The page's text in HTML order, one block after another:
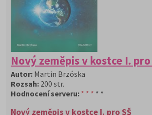
Nový zeměpis v kostce I. pro
Autor: Martin Brzóska
Rozsah: 200 str.
Hodnocení serveru: * * * * *
Nový zeměpis v kostce I. pro SŠ